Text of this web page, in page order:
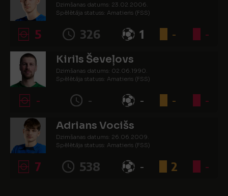
Dzimšanas datums: 23.02.2006.
Spēlētāja statuss: Amatieris (FSS)
5 326 1 - -
Kirils Ševeļovs
Dzimšanas datums: 02.06.1990.
Spēlētāja statuss: Amatieris (FSS)
- - - - -
Adrians Vocišs
Dzimšanas datums: 26.06.2009.
Spēlētāja statuss: Amatieris (FSS)
7 538 - 2 -